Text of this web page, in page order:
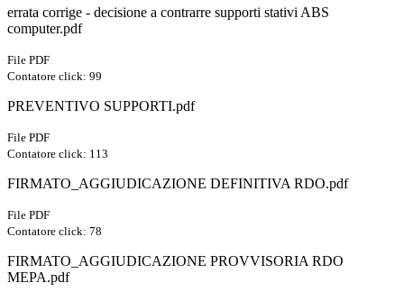
errata corrige - decisione a contrarre supporti stativi ABS
computer.pdf
File PDF
Contatore click: 99
PREVENTIVO SUPPORTI.pdf
File PDF
Contatore click: 113
FIRMATO_AGGIUDICAZIONE DEFINITIVA RDO.pdf
File PDF
Contatore click: 78
FIRMATO_AGGIUDICAZIONE PROVVISORIA RDO
MEPA.pdf